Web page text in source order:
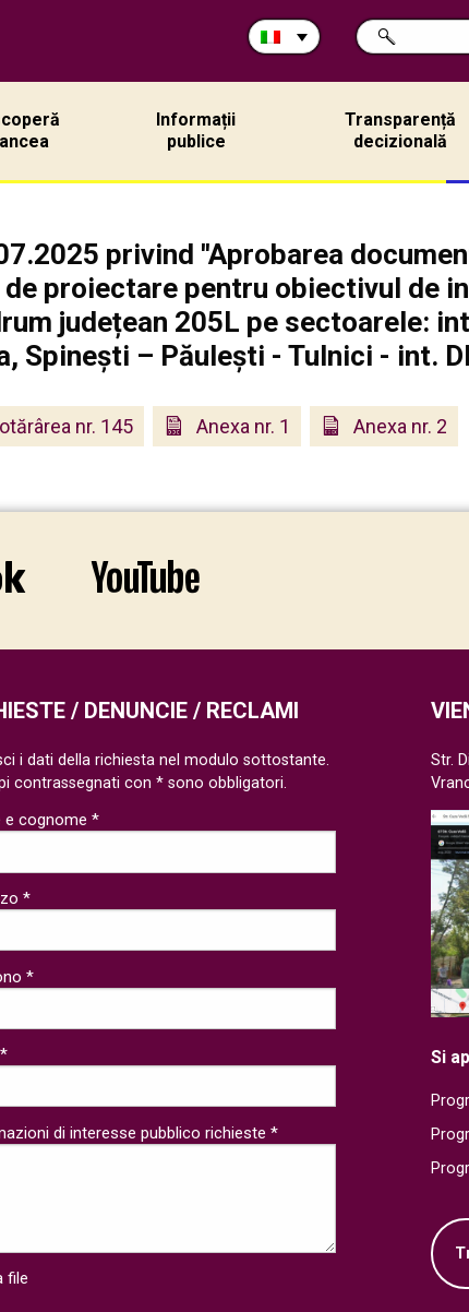
Cerca
nel
RICERCA
Informații
publice
Transparență
decizională
privind ''Aprobarea
proiectare pentru obiectivul de
județean 205L pe sectoarele:
Spinești – Păulești - Tulnici - int.
nr. 145 Anexa nr. 1 Anexa nr. 2
Str.
Si
/ DENUNCIE / RECLAMI
i dati della richiesta nel modulo sottostante.
contrassegnati con * sono obbligatori.
e cognome *
*
*
di interesse pubblico richieste *
file